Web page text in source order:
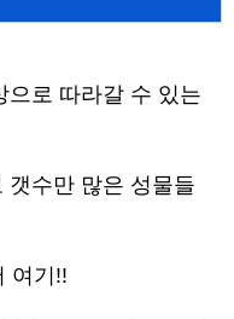
으로 따라갈 수 있는
갯수만 많은 성물들
여기!!